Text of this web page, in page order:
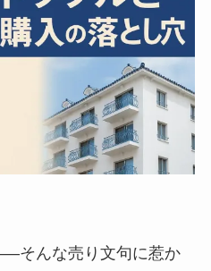
そんな売り文句に惹か